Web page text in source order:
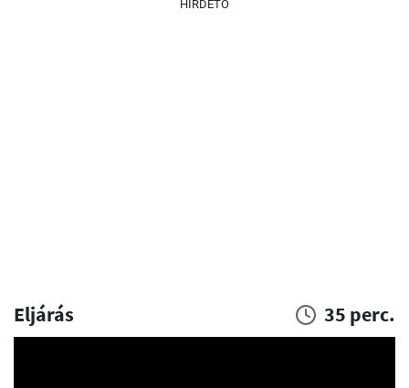
HIRDETŐ
Eljárás 35 perc.